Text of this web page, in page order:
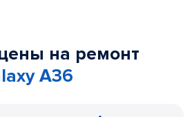
на ремонт
A36